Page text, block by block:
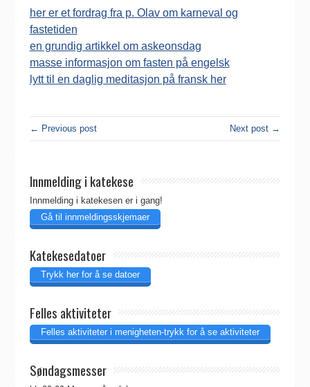
her er et fordrag fra p. Olav om karneval og
fastetiden
en grundig artikkel om askeonsdag
masse informasjon om fasten på engelsk
lytt til en daglig meditasjon på fransk her
← Previous post Next post →
Innmelding i katekese
Innmelding i katekesen er i gang!
Gå til innmeldingsskjemaer
Katekesedatoer
Trykk her for å se datoer
Felles aktiviteter
Felles aktiviteter i menigheten-trykk for å se aktiviteter
Søndagsmesser